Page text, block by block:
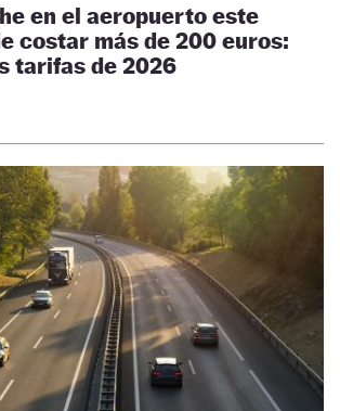
en el aeropuerto este
costar más de 200 euros:
tarifas de 2026